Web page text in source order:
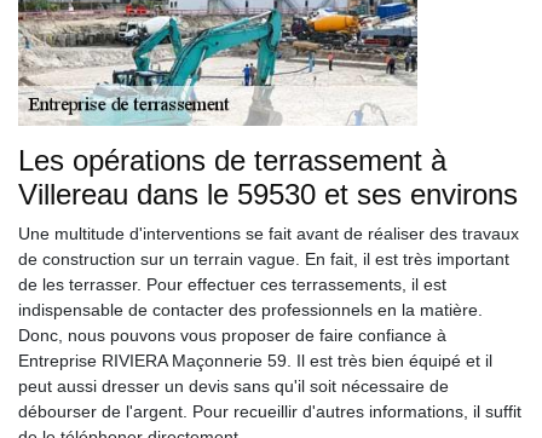
Les opérations de terrassement à
Villereau dans le 59530 et ses environs
Une multitude d'interventions se fait avant de réaliser des travaux
de construction sur un terrain vague. En fait, il est très important
de les terrasser. Pour effectuer ces terrassements, il est
indispensable de contacter des professionnels en la matière.
Donc, nous pouvons vous proposer de faire confiance à
Entreprise RIVIERA Maçonnerie 59. Il est très bien équipé et il
peut aussi dresser un devis sans qu'il soit nécessaire de
débourser de l'argent. Pour recueillir d'autres informations, il suffit